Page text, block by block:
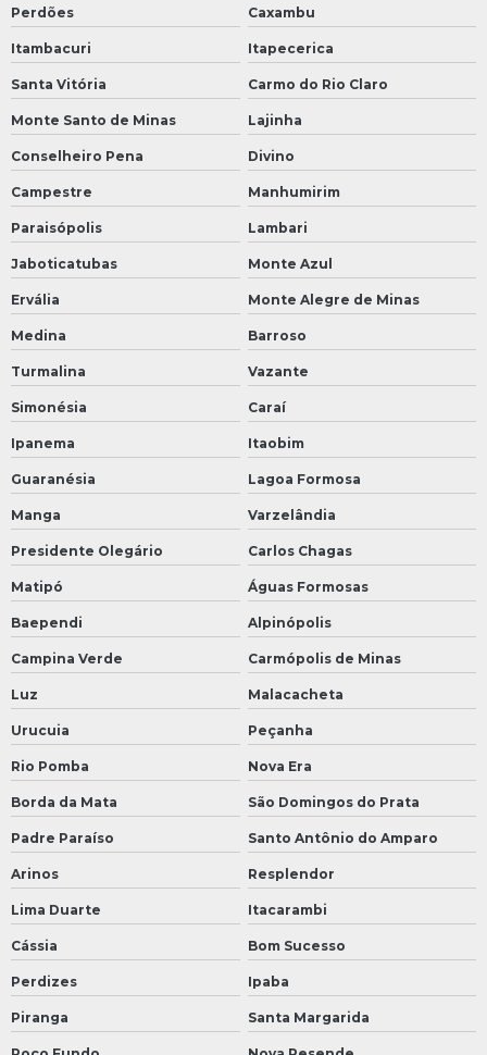
Perdões Caxambu
Itambacuri Itapecerica
Santa Vitória Carmo do Rio Claro
Monte Santo de Minas Lajinha
Conselheiro Pena Divino
Campestre Manhumirim
Paraisópolis Lambari
Jaboticatubas Monte Azul
Ervália Monte Alegre de Minas
Medina Barroso
Turmalina Vazante
Simonésia Caraí
Ipanema Itaobim
Guaranésia Lagoa Formosa
Manga Varzelândia
Presidente Olegário Carlos Chagas
Matipó Águas Formosas
Baependi Alpinópolis
Campina Verde Carmópolis de Minas
Luz Malacacheta
Urucuia Peçanha
Rio Pomba Nova Era
Borda da Mata São Domingos do Prata
Padre Paraíso Santo Antônio do Amparo
Arinos Resplendor
Lima Duarte Itacarambi
Cássia Bom Sucesso
Perdizes Ipaba
Piranga Santa Margarida